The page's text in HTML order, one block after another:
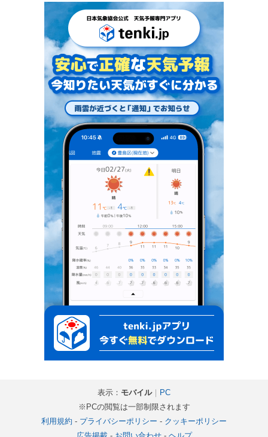
表示： モバイル｜ PC
※PCの閲覧は一部制限されます
利用規約 - プライバシーポリシー - クッキーポリシー